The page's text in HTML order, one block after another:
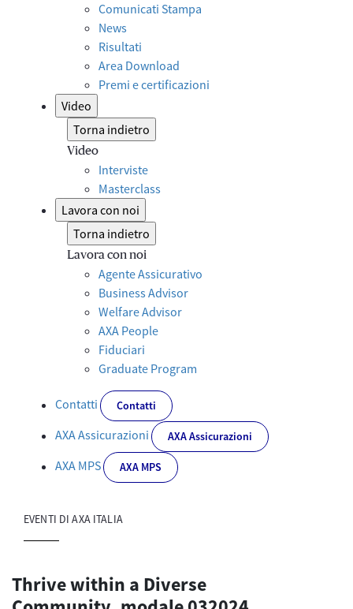
Comunicati Stampa
News
Risultati
Area Download
Premi e certificazioni
Video
Torna indietro
Video
Interviste
Masterclass
Lavora con noi
Torna indietro
Lavora con noi
Agente Assicurativo
Business Advisor
Welfare Advisor
AXA People
Fiduciari
Graduate Program
Contatti Contatti
AXA Assicurazioni AXA Assicurazioni
AXA MPS AXA MPS
EVENTI DI AXA ITALIA
Thrive within a Diverse